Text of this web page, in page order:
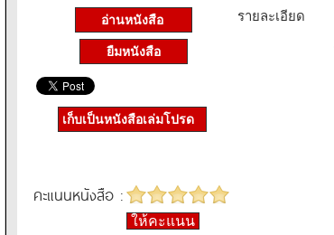
อ่านหนังสือ
ยืมหนังสือ
รายละเอียด
เก็บเป็นหนังสือเล่มโปรด
คะแนนหนังสือ :
ให้คะแนน